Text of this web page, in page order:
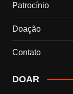
Patrocínio
Doação
Contato
DOAR